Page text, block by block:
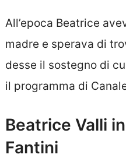
All’epoca Beatrice
madre e sperava di
desse il sostegno di
il programma di
Beatrice Valli
Fantini